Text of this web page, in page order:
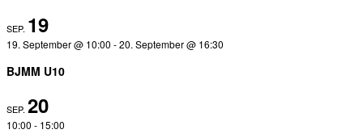
SEP. 19
19. September @ 10:00 -20. September @ 16:30
BJMM U10
SEP. 20
10:00 - 15:00